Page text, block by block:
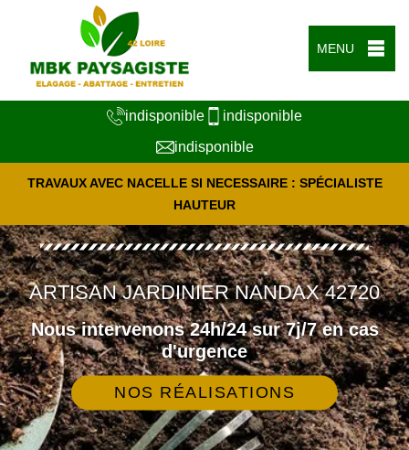
MENU
indisponible
indisponible
indisponible
TRAVAUX AVEC NACELLE SI NECESSAIRE : SPÉCIALISTE
HAUTEUR
ARTISAN JARDINIER NANDAX 42720
Nous intervenons 24h/24 sur 7j/7 en cas
d'urgence
NOS RÉALISATIONS